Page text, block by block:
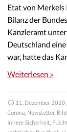
Etat von Merkels
Bilanz der
Kanzleramt
Deutschland
war, hatte das
Weiterlesen »
11. Dezember 2020
Corona Newsletter,
Innere Sicherheit